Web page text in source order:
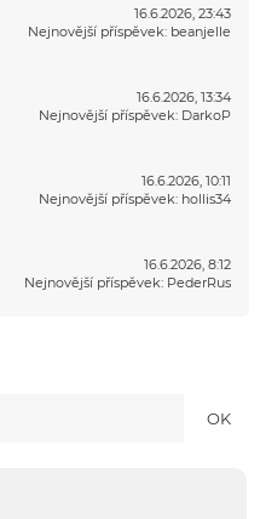
16.6.2026, 23:43
Nejnovější příspěvek: beanjelle
16.6.2026, 13:34
Nejnovější příspěvek: DarkoP
16.6.2026, 10:11
Nejnovější příspěvek: hollis34
16.6.2026, 8:12
Nejnovější příspěvek: PederRus